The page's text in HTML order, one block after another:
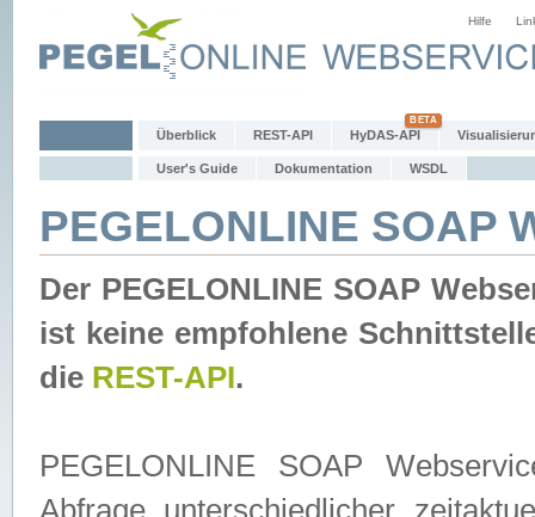
Hilfe
Überblick REST-API HyDAS-API
User's Guide Dokumentation WSDL
PEGELONLINE SOAP
Der PEGELONLINE SOAP
ist keine empfohlene
die REST-API.
PEGELONLINE SOAP
Abfrage unterschiedlicher